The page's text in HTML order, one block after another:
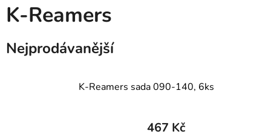
K-Reamers
Nejprodávanější
K-Reamers sada 090-140, 6ks
467 Kč